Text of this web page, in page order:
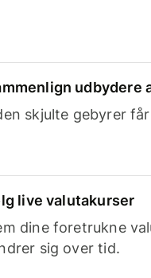
udbydere
skjulte gebyrer
live valutakurser
dine foretrukne
sig over tid.